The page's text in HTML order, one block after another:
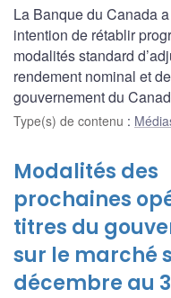
La Banque du Canada
intention de rétablir
modalités standard
rendement nominal et
gouvernement du
Type(s) de contenu :
Modalités des
prochaines
titres du
sur le marché
décembre au